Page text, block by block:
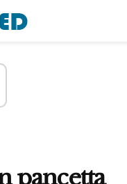
pancetta